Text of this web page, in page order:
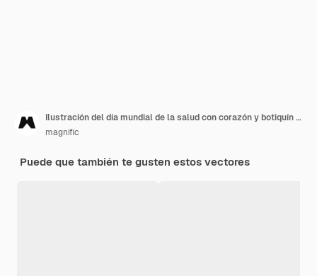
Ilustración del día mundial de la salud con corazón y botiquín de primeros auxilios
magnific
Puede que también te gusten estos vectores